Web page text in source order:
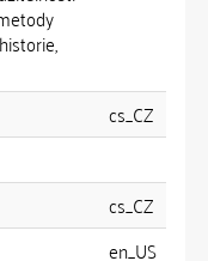
cs_CZ
cs_CZ
en_US